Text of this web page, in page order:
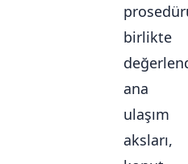
birlikte
ana
ulaşım
aksları,